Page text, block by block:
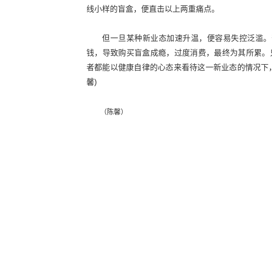
线小样的盲盒，便直击以上两重痛点。
但一旦某种新业态加速升温，便容易失控泛滥
钱，导致购买盲盒成瘾，过度消费，最终为其所累
者都能以健康自律的心态来看待这一新业态的情况下
馨)
（陈馨）